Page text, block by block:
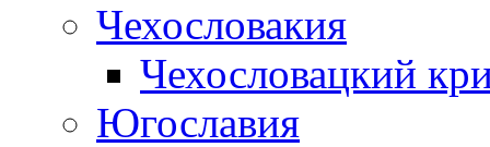
Чехословакия
Чехословацкий
Югославия